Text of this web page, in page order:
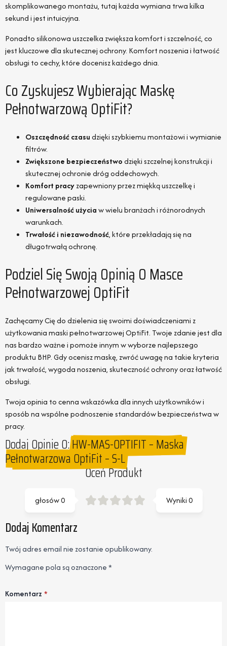
skomplikowanego montażu, tutaj każda wymiana trwa kilka
sekund i jest intuicyjna.
Ponadto silikonowa uszczelka zwiększa komfort i szczelność, co
jest kluczowe dla skutecznej ochrony. Komfort noszenia i łatwość
obsługi to cechy, które docenisz każdego dnia.
Co Zyskujesz Wybierając Maskę
Pełnotwarzową OptiFit?
Oszczędność czasudzięki szybkiemu montażowi i wymianie
filtrów.
Zwiększone bezpieczeństwodzięki szczelnej konstrukcji i
skutecznej ochronie dróg oddechowych.
Komfort pracyzapewniony przez miękką uszczelkę i
regulowane paski.
Uniwersalność użyciaw wielu branżach i różnorodnych
warunkach.
Trwałość i niezawodność, które przekładają się na
długotrwałą ochronę.
Podziel Się Swoją Opinią O Masce
Pełnotwarzowej OptiFit
Zachęcamy Cię do dzielenia się swoimi doświadczeniami z
użytkowania maski pełnotwarzowej OptiFit. Twoje zdanie jest dla
nas bardzo ważne i pomoże innym w wyborze najlepszego
produktu BHP. Gdy ocenisz maskę, zwróć uwagę na takie kryteria
jak trwałość, wygoda noszenia, skuteczność ochrony oraz łatwość
obsługi.
Twoja opinia to cenna wskazówka dla innych użytkowników i
sposób na wspólne podnoszenie standardów bezpieczeństwa w
pracy.
Dodaj Opinie O:HW-MAS-OPTIFIT – Maska
Pełnotwarzowa OptiFit – S-L
Oceń Produkt
Wyniki0
głosów0
Dodaj Komentarz
Twój adres email nie zostanie opublikowany.
Wymagane pola są oznaczone*
Komentarz *